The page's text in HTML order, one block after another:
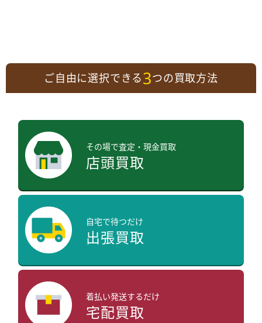
ご自由に選択できる3つの買取方法
その場で査定・現金買取
店頭買取
自宅で待つだけ
出張買取
着払い発送するだけ
宅配買取